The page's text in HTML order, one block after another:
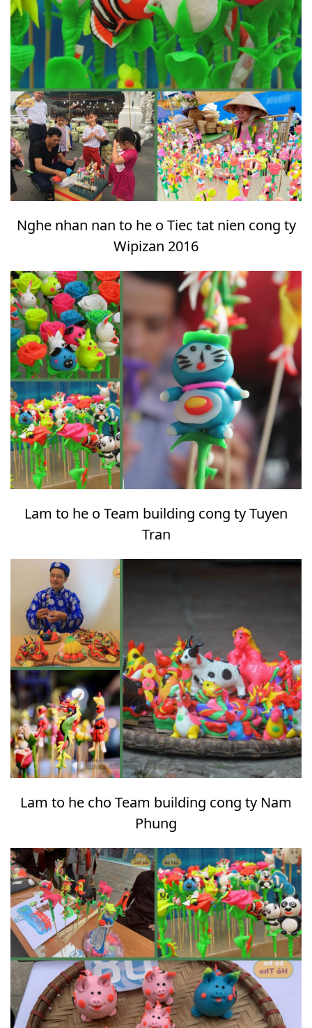
Nghe nhan nan to he o Tiec tat nien cong ty
Wipizan 2016
Lam to he o Team building cong ty Tuyen
Tran
Lam to he cho Team building cong ty Nam
Phung